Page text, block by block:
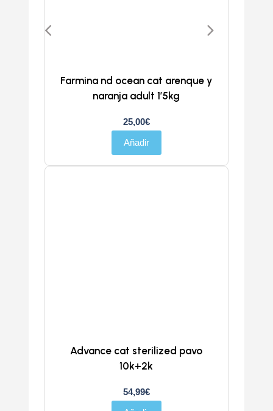
Farmina nd ocean cat arenque y
naranja adult 1’5kg
25,00€
Añadir
Advance cat sterilized pavo
10k+2k
54,99€